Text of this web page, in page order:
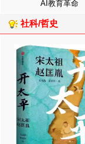
AI教育革命
社科/哲史